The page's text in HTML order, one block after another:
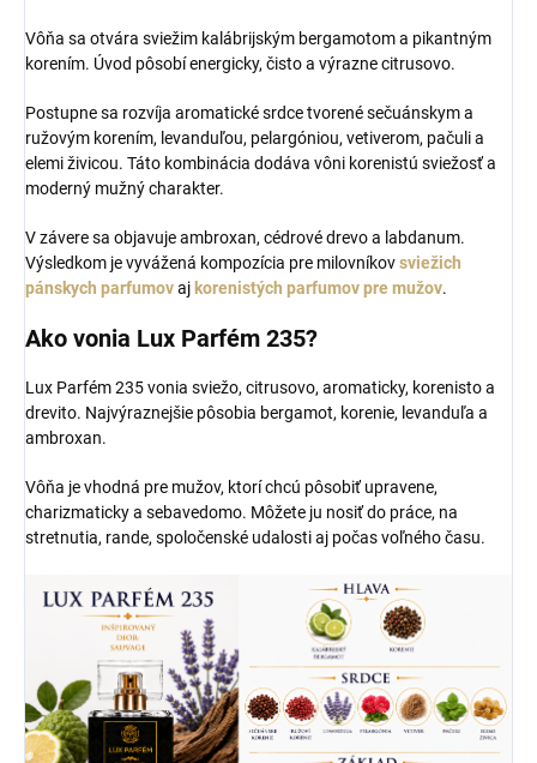
Vôňa sa otvára sviežim kalábrijským bergamotom a pikantným
korením. Úvod pôsobí energicky, čisto a výrazne citrusovo.
Postupne sa rozvíja aromatické srdce tvorené sečuánskym a
ružovým korením, levanduľou, pelargóniou, vetiverom, pačuli a
elemi živicou. Táto kombinácia dodáva vôni korenistú sviežosť a
moderný mužný charakter.
V závere sa objavuje ambroxan, cédrové drevo a labdanum.
Výsledkom je vyvážená kompozícia pre milovníkovsviežich
pánskych parfumovaj korenistých parfumov pre mužov.
Ako vonia Lux Parfém 235?
Lux Parfém 235 vonia sviežo, citrusovo, aromaticky, korenisto a
drevito. Najvýraznejšie pôsobia bergamot, korenie, levanduľa a
ambroxan.
Vôňa je vhodná pre mužov, ktorí chcú pôsobiť upravene,
charizmaticky a sebavedomo. Môžete ju nosiť do práce, na
stretnutia, rande, spoločenské udalosti aj počas voľného času.